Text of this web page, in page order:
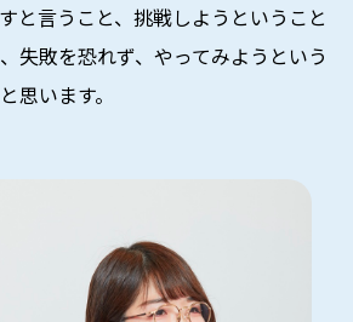
と言うこと、挑戦しようということ
失敗を恐れず、やってみようという
思います。